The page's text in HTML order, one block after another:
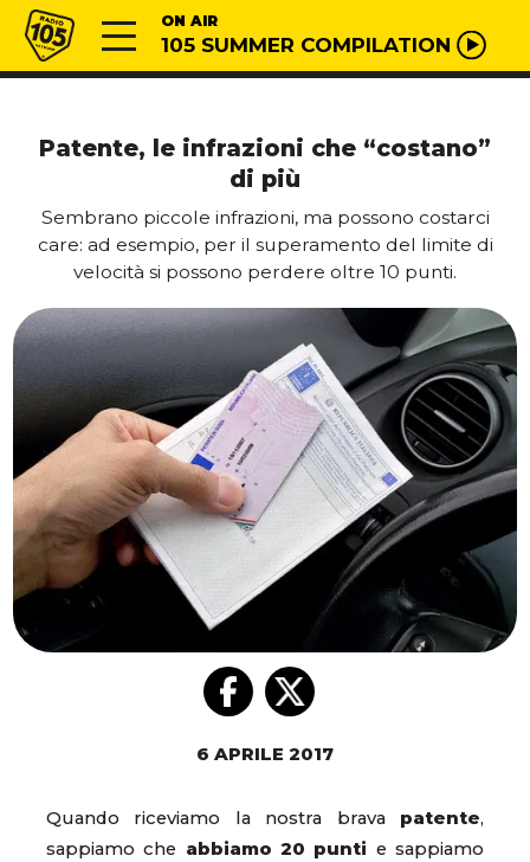
Vai al contenuto
Radio 105 ON AIR
105 SUMMER COMPILATION
Patente, le infrazioni che “costano”
di più
Sembrano piccole infrazioni, ma possono costarci
care: ad esempio, per il superamento del limite di
velocità si possono perdere oltre 10 punti.
6 APRILE 2017
Quando riceviamo la nostra brava patente,
sappiamo che abbiamo 20 punti e sappiamo